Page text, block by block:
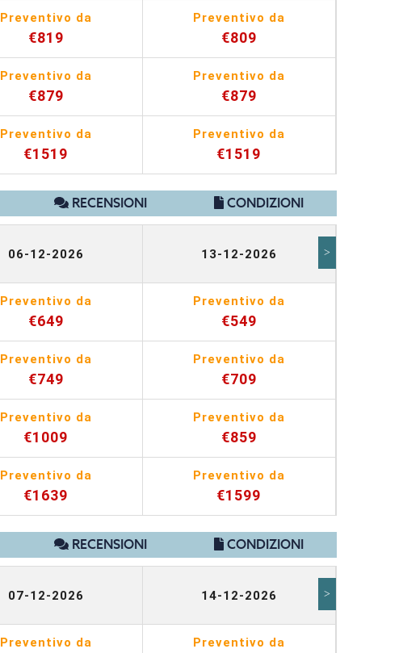
Preventivo da
€819
Preventivo da
€879
Preventivo da
€1519
Preventivo da
€809
Preventivo da
€879
Preventivo da
€1519
RECENSIONI CONDIZIONI
06-12-2026
Preventivo da
€649
Preventivo da
€749
Preventivo da
€1009
Preventivo da
€1639
13-12-2026
Preventivo da
€549
Preventivo da
€709
Preventivo da
€859
Preventivo da
€1599
>
RECENSIONI CONDIZIONI
07-12-2026
Preventivo da
14-12-2026
Preventivo da
>